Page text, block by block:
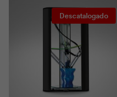
Descatalogado